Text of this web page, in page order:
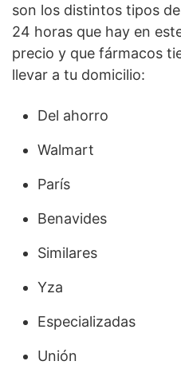
son los distintos tipos
24 horas que hay en
precio y que fármacos
llevar a tu domicilio:
Del ahorro
Walmart
París
Benavides
Similares
Yza
Especializadas
Unión